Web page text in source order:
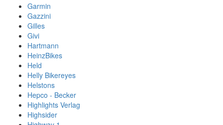
Garmin
Gazzini
Gilles
Givi
Hartmann
HeinzBikes
Held
Helly Bikereyes
Helstons
Hepco - Becker
Highlights Verlag
Highsider